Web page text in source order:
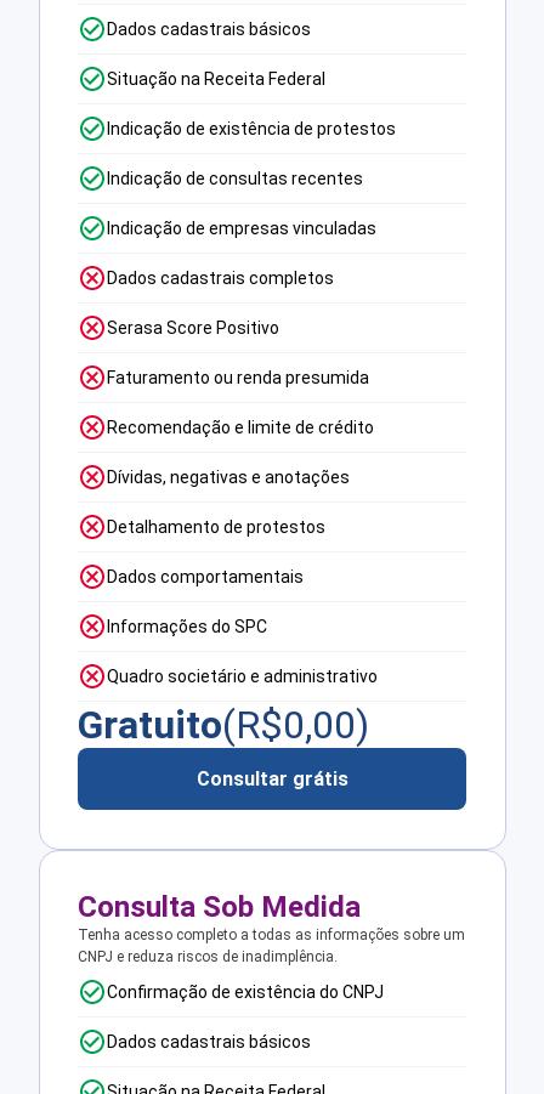
Dados cadastrais básicos
Situação na Receita Federal
Indicação de existência de protestos
Indicação de consultas recentes
Indicação de empresas vinculadas
Dados cadastrais completos
Serasa Score Positivo
Faturamento ou renda presumida
Recomendação e limite de crédito
Dívidas, negativas e anotações
Detalhamento de protestos
Dados comportamentais
Informações do SPC
Quadro societário e administrativo
Gratuito(R$0,00)
Consultar grátis
Consulta Sob Medida
Tenha acesso completo a todas as informações sobre um
CNPJ e reduza riscos de inadimplência.
Confirmação de existência do CNPJ
Dados cadastrais básicos